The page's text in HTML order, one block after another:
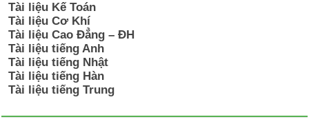
Tài liệu Kế Toán
Tài liệu Cơ Khí
Tài liệu Cao Đẳng – ĐH
Tài liệu tiếng Anh
Tài liệu tiếng Nhật
Tài liệu tiếng Hàn
Tài liệu tiếng Trung